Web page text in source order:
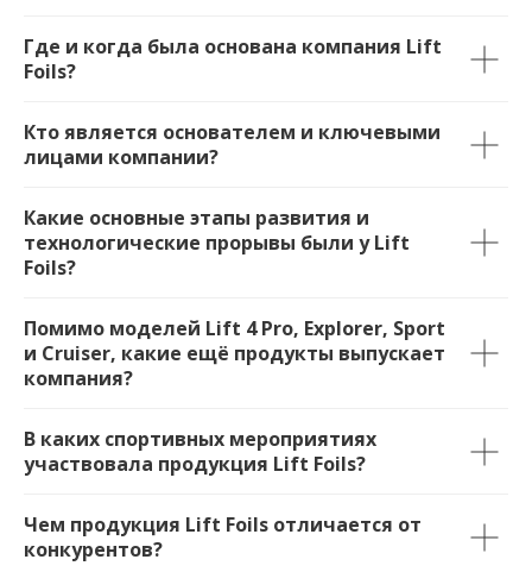
Где и когда была основана компания Lift
Foils?
Кто является основателем и ключевыми
лицами компании?
Какие основные этапы развития и
технологические прорывы были у Lift
Foils?
Помимо моделей Lift 4 Pro, Explorer, Sport
и Cruiser, какие ещё продукты выпускает
компания?
В каких спортивных мероприятиях
участвовала продукция Lift Foils?
Чем продукция Lift Foils отличается от
конкурентов?